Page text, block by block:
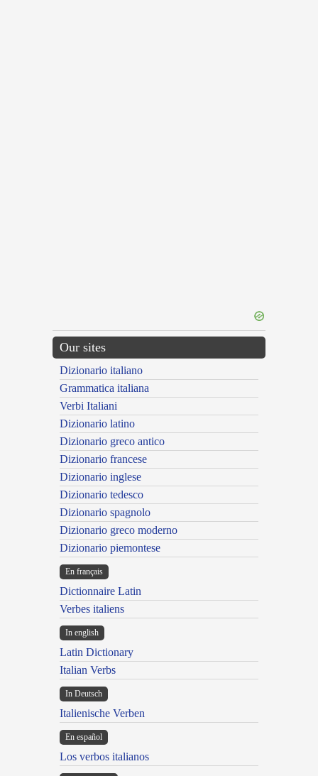
Our sites
Dizionario italiano
Grammatica italiana
Verbi Italiani
Dizionario latino
Dizionario greco antico
Dizionario francese
Dizionario inglese
Dizionario tedesco
Dizionario spagnolo
Dizionario greco moderno
Dizionario piemontese
En français
Dictionnaire Latin
Verbes italiens
In english
Latin Dictionary
Italian Verbs
In Deutsch
Italienische Verben
En español
Los verbos italianos